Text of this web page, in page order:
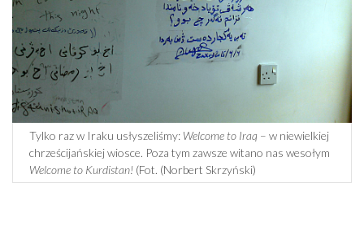
Tylko raz w Iraku usłyszeliśmy: Welcome to Iraq – w niewielkiej
chrześcijańskiej wiosce. Poza tym zawsze witano nas wesołym
Welcome to Kurdistan! (Fot. (Norbert Skrzyński)